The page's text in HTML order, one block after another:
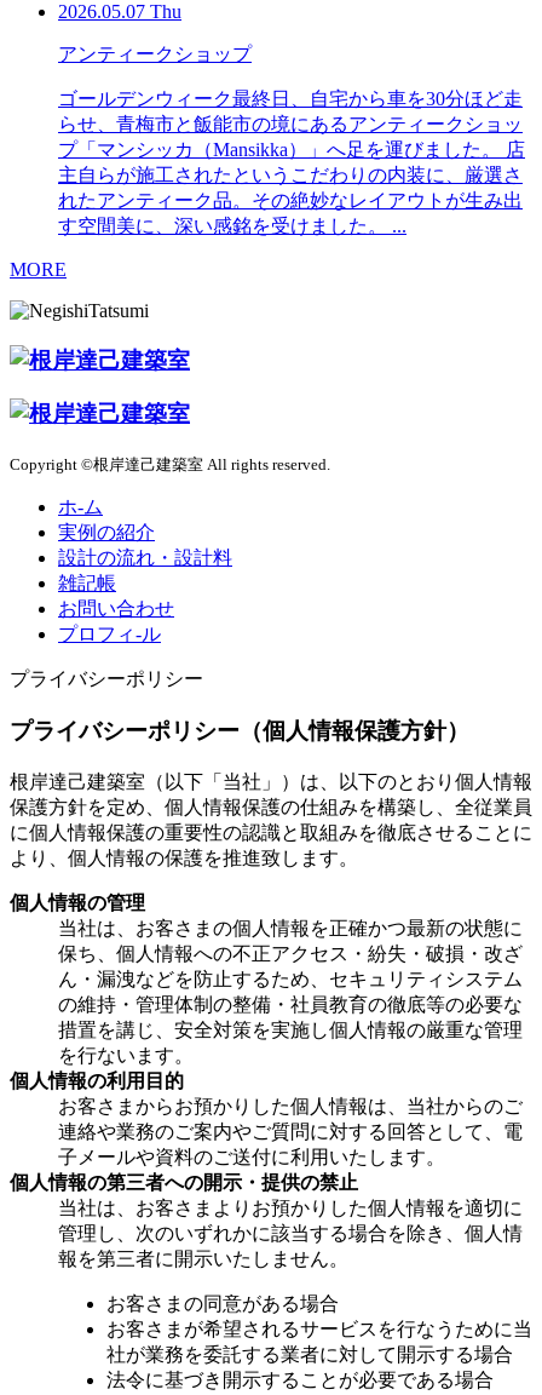
2026.05.07 Thu
アンティークショップ
ゴールデンウィーク最終日、自宅から車を30分ほど走
らせ、青梅市と飯能市の境にあるアンティークショッ
プ「マンシッカ（Mansikka）」へ足を運びました。 店
主自らが施工されたというこだわりの内装に、厳選さ
れたアンティーク品。その絶妙なレイアウトが生み出
す空間美に、深い感銘を受けました。 ...
MORE
Copyright ©根岸達己建築室 All rights reserved.
ホ-ム
実例の紹介
設計の流れ・設計料
雑記帳
お問い合わせ
プロフィ-ル
プライバシーポリシー
プライバシーポリシー（個人情報保護方針）
根岸達己建築室（以下「当社」）は、以下のとおり個人情報
保護方針を定め、個人情報保護の仕組みを構築し、全従業員
に個人情報保護の重要性の認識と取組みを徹底させることに
より、個人情報の保護を推進致します。
個人情報の管理
当社は、お客さまの個人情報を正確かつ最新の状態に
保ち、個人情報への不正アクセス・紛失・破損・改ざ
ん・漏洩などを防止するため、セキュリティシステム
の維持・管理体制の整備・社員教育の徹底等の必要な
措置を講じ、安全対策を実施し個人情報の厳重な管理
を行ないます。
個人情報の利用目的
お客さまからお預かりした個人情報は、当社からのご
連絡や業務のご案内やご質問に対する回答として、電
子メールや資料のご送付に利用いたします。
個人情報の第三者への開示・提供の禁止
当社は、お客さまよりお預かりした個人情報を適切に
管理し、次のいずれかに該当する場合を除き、個人情
報を第三者に開示いたしません。
お客さまの同意がある場合
お客さまが希望されるサービスを行なうために当
社が業務を委託する業者に対して開示する場合
法令に基づき開示することが必要である場合